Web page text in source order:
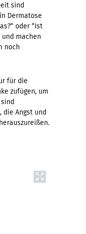
sind
Dermatose
oder “Ist
machen
noch
für die
zufügen, um
Angst und